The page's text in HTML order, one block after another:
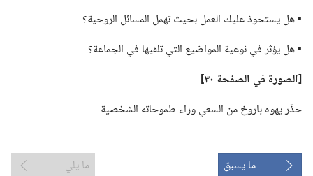
▪ هل يستحوذ عليك العمل بحيث تهمل المسائل الروحية؟‏
▪ هل يؤثر في نوعية المواضيع التي تلقيها في الجماعة؟‏
‏[الصورة في الصفحة ٣٠]‏
حذّر يهوه باروخ من السعي وراء طموحاته الشخصية
ما يسبق ما يلي